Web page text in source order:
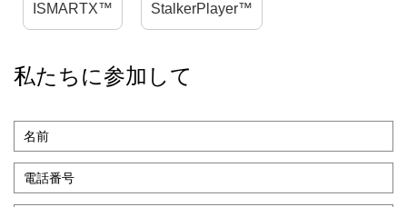
ISMARTX™ StalkerPlayer™
私たちに参加して